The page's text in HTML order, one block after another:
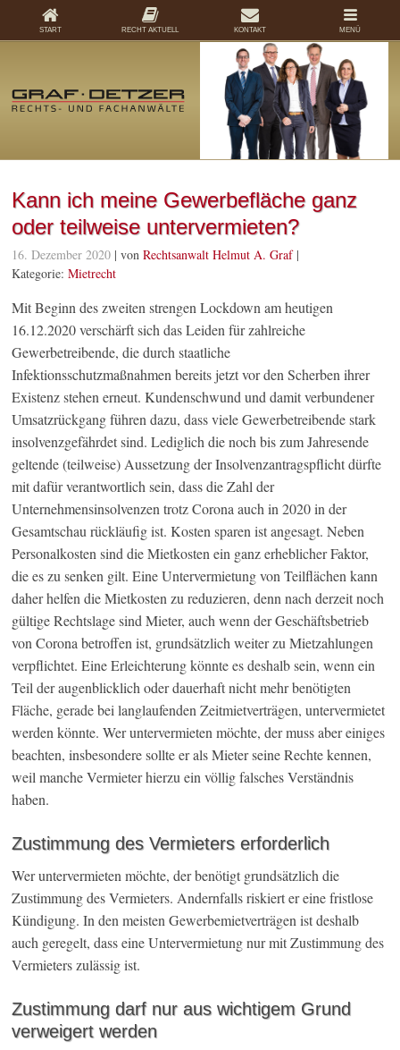
Kann ich meine Gewerbefläche ganz
oder teilweise untervermieten?
16. Dezember 2020 | vonRechtsanwalt Helmut A. Graf|
Kategorie:Mietrecht
Mit Beginn des zweiten strengen Lockdown am heutigen
16.12.2020 verschärft sich das Leiden für zahlreiche
Gewerbetreibende, die durch staatliche
Infektionsschutzmaßnahmen bereits jetzt vor den Scherben ihrer
Existenz stehen erneut. Kundenschwund und damit verbundener
Umsatzrückgang führen dazu, dass viele Gewerbetreibende stark
insolvenzgefährdet sind. Lediglich die noch bis zum Jahresende
geltende (teilweise) Aussetzung der Insolvenzantragspflicht dürfte
mit dafür verantwortlich sein, dass die Zahl der
Unternehmensinsolvenzen trotz Corona auch in 2020 in der
Gesamtschau rückläufig ist. Kosten sparen ist angesagt. Neben
Personalkosten sind die Mietkosten ein ganz erheblicher Faktor,
die es zu senken gilt. Eine Untervermietung von Teilflächen kann
daher helfen die Mietkosten zu reduzieren, denn nach derzeit noch
gültige Rechtslage sind Mieter, auch wenn der Geschäftsbetrieb
von Corona betroffen ist, grundsätzlich weiter zu Mietzahlungen
verpflichtet. Eine Erleichterung könnte es deshalb sein, wenn ein
Teil der augenblicklich oder dauerhaft nicht mehr benötigten
Fläche, gerade bei langlaufenden Zeitmietverträgen, untervermietet
werden könnte. Wer untervermieten möchte, der muss aber einiges
beachten, insbesondere sollte er als Mieter seine Rechte kennen,
weil manche Vermieter hierzu ein völlig falsches Verständnis
haben.
Zustimmung des Vermieters erforderlich
Wer untervermieten möchte, der benötigt grundsätzlich die
Zustimmung des Vermieters. Andernfalls riskiert er eine fristlose
Kündigung. In den meisten Gewerbemietverträgen ist deshalb
auch geregelt, dass eine Untervermietung nur mit Zustimmung des
Vermieters zulässig ist.
Zustimmung darf nur aus wichtigem Grund
verweigert werden
START RECHT AKTUELL KONTAKT MENÜ